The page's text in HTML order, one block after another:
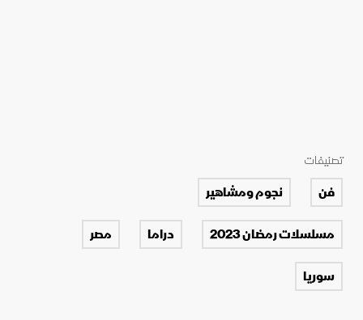
تصنيفات
فن
نجوم ومشاهير
مسلسلات رمضان 2023
دراما
مصر
سوريا